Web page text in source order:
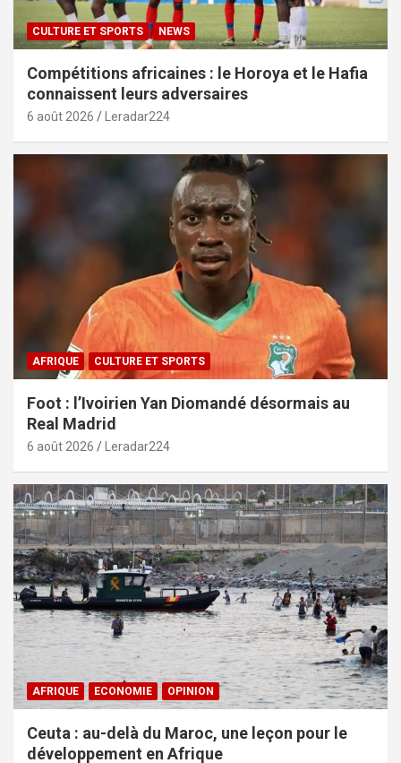
CULTURE ET SPORTS NEWS
Compétitions africaines : le Horoya et le Hafia
connaissent leurs adversaires
6 août 2026 Leradar224
AFRIQUE CULTURE ET SPORTS
Foot : l’Ivoirien Yan Diomandé désormais au
Real Madrid
6 août 2026 Leradar224
AFRIQUE ECONOMIE OPINION
Ceuta : au-delà du Maroc, une leçon pour le
développement en Afrique